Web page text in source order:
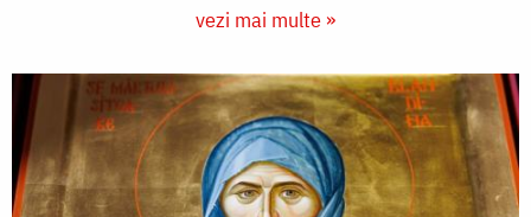
vezi mai multe »